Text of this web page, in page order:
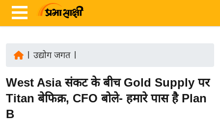
ज़ा
ख
ब
र
उद्योग जगत|
West Asia संकट के बीच Gold Supply पर
Titan बेफिक्र, CFO बोले- हमारे पास है Plan
B